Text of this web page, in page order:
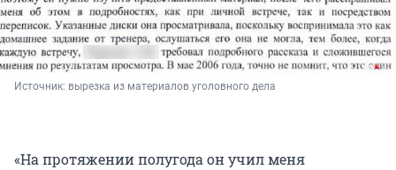
Источник: вырезка из материалов уголовного дела
«На протяжении полугода он учил меня